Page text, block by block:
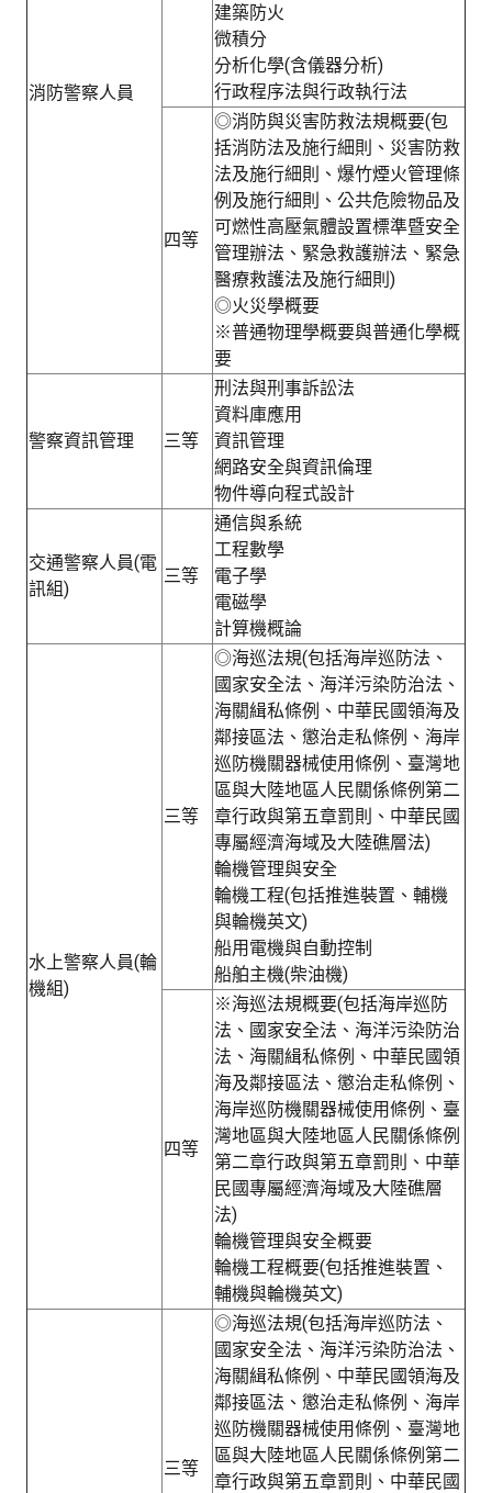
消防警察人員
建築防火
微積分
分析化學(含儀器分析)
行政程序法與行政執行法
四等
◎消防與災害防救法規概要(包
括消防法及施行細則、災害防救
法及施行細則、爆竹煙火管理條
例及施行細則、公共危險物品及
可燃性高壓氣體設置標準暨安全
管理辦法、緊急救護辦法、緊急
醫療救護法及施行細則)
◎火災學概要
※普通物理學概要與普通化學概
要
警察資訊管理 三等
刑法與刑事訴訟法
資料庫應用
資訊管理
網路安全與資訊倫理
物件導向程式設計
交通警察人員(電
訊組)
三等
通信與系統
工程數學
電子學
電磁學
計算機概論
水上警察人員(輪
機組)
三等
◎海巡法規(包括海岸巡防法、
國家安全法、海洋污染防治法、
海關緝私條例、中華民國領海及
鄰接區法、懲治走私條例、海岸
巡防機關器械使用條例、臺灣地
區與大陸地區人民關係條例第二
章行政與第五章罰則、中華民國
專屬經濟海域及大陸礁層法)
輪機管理與安全
輪機工程(包括推進裝置、輔機
與輪機英文)
船用電機與自動控制
船舶主機(柴油機)
四等
※海巡法規概要(包括海岸巡防
法、國家安全法、海洋污染防治
法、海關緝私條例、中華民國領
海及鄰接區法、懲治走私條例、
海岸巡防機關器械使用條例、臺
灣地區與大陸地區人民關係條例
第二章行政與第五章罰則、中華
民國專屬經濟海域及大陸礁層
法)
輪機管理與安全概要
輪機工程概要(包括推進裝置、
輔機與輪機英文)
三等
◎海巡法規(包括海岸巡防法、
國家安全法、海洋污染防治法、
海關緝私條例、中華民國領海及
鄰接區法、懲治走私條例、海岸
巡防機關器械使用條例、臺灣地
區與大陸地區人民關係條例第二
章行政與第五章罰則、中華民國